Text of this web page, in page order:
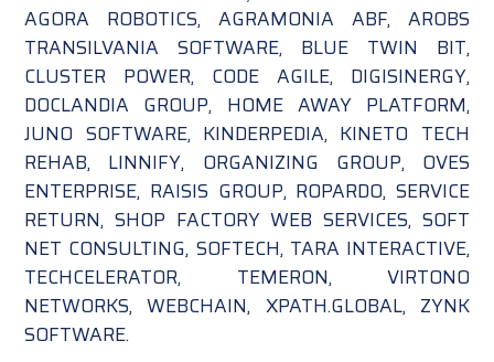
AGORA ROBOTICS, AGRAMONIA ABF, AROBS
TRANSILVANIA SOFTWARE, BLUE TWIN BIT,
CLUSTER POWER, CODE AGILE, DIGISINERGY,
DOCLANDIA GROUP, HOME AWAY PLATFORM,
JUNO SOFTWARE, KINDERPEDIA, KINETO TECH
REHAB, LINNIFY, ORGANIZING GROUP, OVES
ENTERPRISE, RAISIS GROUP, ROPARDO, SERVICE
RETURN, SHOP FACTORY WEB SERVICES, SOFT
NET CONSULTING, SOFTECH, TARA INTERACTIVE,
TECHCELERATOR, TEMERON, VIRTONO
NETWORKS, WEBCHAIN, XPATH.GLOBAL, ZYNK
SOFTWARE.